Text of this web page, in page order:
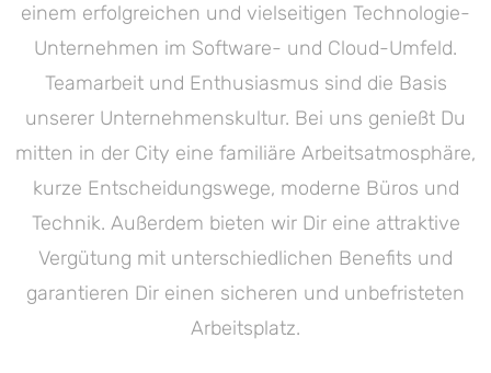
einem erfolgreichen und vielseitigen Technologie-
Unternehmen im Software- und Cloud-Umfeld.
Teamarbeit und Enthusiasmus sind die Basis
unserer Unternehmenskultur. Bei uns genießt Du
mitten in der City eine familiäre Arbeitsatmosphäre,
kurze Entscheidungswege, moderne Büros und
Technik. Außerdem bieten wir Dir eine attraktive
Vergütung mit unterschiedlichen Benefits und
garantieren Dir einen sicheren und unbefristeten
Arbeitsplatz.